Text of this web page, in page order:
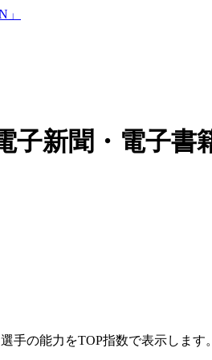
子新聞・電子書
手の能力をTOP指数で表示しま